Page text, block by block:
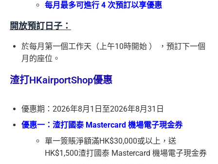
每月最多可進行 4 次預訂以享優惠
開放預訂日子：
於每月第一個工作天（上午10時開始 ） ，預訂下一個
月的座位。
渣打HKairportShop優惠
優惠期：2026年8月1日至2026年8月31日
優惠一：渣打國泰 Mastercard 機場電子現金券
單一簽賬淨額滿HK$30,000或以上，送
HK$1,500渣打國泰 Mastercard 機場電子現金券